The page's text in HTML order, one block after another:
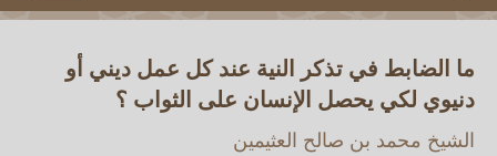
ما الضابط في تذكر النية عند كل عمل ديني أو
دنيوي لكي يحصل الإنسان على الثواب ؟
الشيخ محمد بن صالح العثيمين